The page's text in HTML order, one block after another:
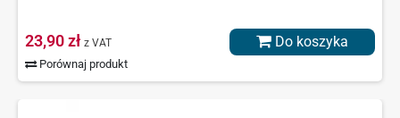
23,90 zł z VAT
Porównaj produkt
Do koszyka